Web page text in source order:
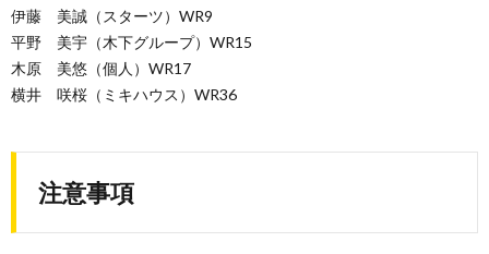
伊藤 美誠（スターツ）WR9
平野 美宇（木下グループ）WR15
木原 美悠（個人）WR17
横井 咲桜（ミキハウス）WR36
注意事項